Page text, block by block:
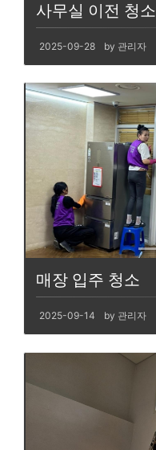
사무실 이전 청소
2025-09-28 by 관리자
매장 입주 청소
2025-09-14 by 관리자